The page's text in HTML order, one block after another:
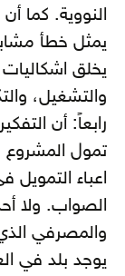
النووية. كما
يمثل خطأ
يخلق
والتشغيل،
رابعاً: أن
اعباء
الصواب. ولا
والمصرفي
يوجد بلد في